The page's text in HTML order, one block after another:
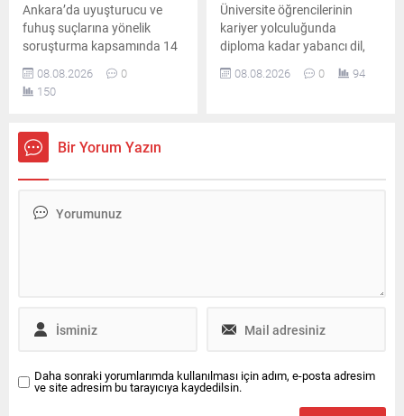
Ankara’da uyuşturucu ve
fuhuş suçlarına yönelik
soruşturma kapsamında 14
şüpheli hakkında gözaltı
kararı verildi. Düzenlenen
operasyonda 8 şüpheli
şüphelilerin yakalanması için
çalışmalar sürüyor.
08.08.2026
0
150
Üniversite öğrencilerinin
kariyer yolculuğunda
diploma kadar yabancı dil,
teknoloji bilgisi, staj ve
uygulamalı deneyimin de
08.08.2026 0 94
Bir Yorum Yazın
Daha sonraki yorumlarımda kullanılması için adım, e-posta adresim
ve site adresim bu tarayıcıya kaydedilsin.